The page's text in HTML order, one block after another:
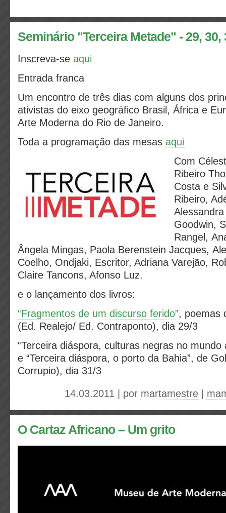
Seminário "Terceira Metade" - 29, 30,
Inscreva-se aqui
Entrada franca
Um encontro de três dias com alguns dos
ativistas do eixo geográfico Brasil, África e
Arte Moderna do Rio de Janeiro.
Toda a programação das mesas aqui
Com
Ribeiro
Costa e
Ribeiro,
Goodwin,
Rangel,
Ângela Mingas, Paola Berenstein Jacques,
Coelho, Ondjaki, Escritor, Adriana Varejão,
Claire Tancons, Afonso Luz.
e o lançamento dos livros:
“Fragmentos de um discurso ferido”, poemas
(Ed. Realejo/ Ed. Contraponto), dia 29/3
“Terceira diáspora, culturas negras no mundo
e “Terceira diáspora, o porto da Bahia”, de
Corrupio), dia 31/3
14.03.2011 | por martamestre
O Cartaz Africano – Um grito